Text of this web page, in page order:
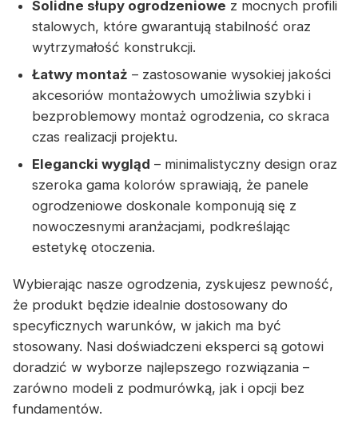
Solidne słupy ogrodzeniowe z mocnych profili
stalowych, które gwarantują stabilność oraz
wytrzymałość konstrukcji.
Łatwy montaż – zastosowanie wysokiej jakości
akcesoriów montażowych umożliwia szybki i
bezproblemowy montaż ogrodzenia, co skraca
czas realizacji projektu.
Elegancki wygląd – minimalistyczny design oraz
szeroka gama kolorów sprawiają, że panele
ogrodzeniowe doskonale komponują się z
nowoczesnymi aranżacjami, podkreślając
estetykę otoczenia.
Wybierając nasze ogrodzenia, zyskujesz pewność,
że produkt będzie idealnie dostosowany do
specyficznych warunków, w jakich ma być
stosowany. Nasi doświadczeni eksperci są gotowi
doradzić w wyborze najlepszego rozwiązania –
zarówno modeli z podmurówką, jak i opcji bez
fundamentów.